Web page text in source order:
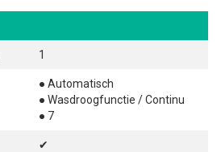
1
● Automatisch
● Wasdroogfunctie / Continu
● 7
✔